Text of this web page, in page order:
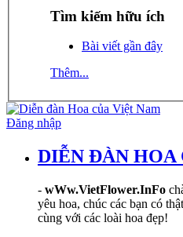
Tìm kiếm hữu ích
Bài viết gần đây
Thêm...
Đăng nhập
DIỄN ĐÀN HOA
- wWw.VietFlower.InFo
yêu hoa, chúc các bạn có
cùng với các loài hoa đẹp!